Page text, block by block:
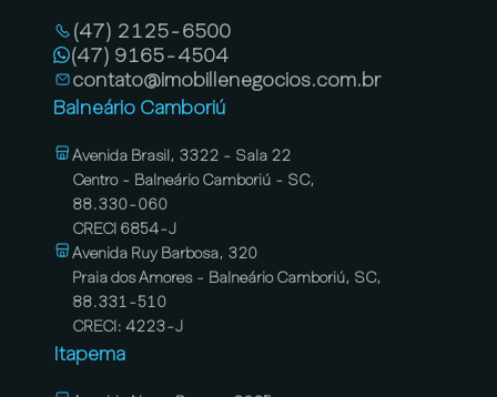
(47) 2125-6500
(47) 9165-4504
contato@imobillenegocios.com.br
Balneário Camboriú
Avenida Brasil, 3322 - Sala 22
Centro - Balneário Camboriú - SC,
88.330-060
CRECI 6854-J
Avenida Ruy Barbosa, 320
Praia dos Amores - Balneário Camboriú, SC,
88.331-510
CRECI: 4223-J
Itapema